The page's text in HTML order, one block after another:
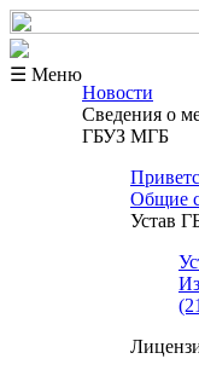
☰ Меню
Новости
Сведения о
ГБУЗ МГБ
Общие
Устав